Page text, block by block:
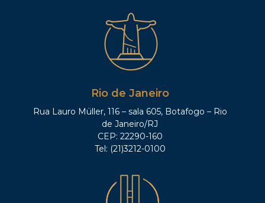
Rio de Janeiro
Rua Lauro Müller, 116 – sala 605, Botafogo – Rio
de Janeiro/RJ
CEP: 22290-160
Tel: (21)3212-0100